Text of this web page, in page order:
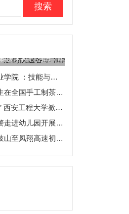
快速客车“渭南—西安”11月1日试运营
理论并行 人才与企业共赢
手工制茶大赛中创佳绩
程大学掀起“扶贫热”
展交通安全专题讲座活动
翔高速初步设计获批！